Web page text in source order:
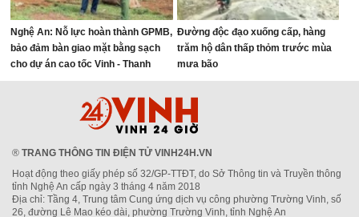
Nghệ An: Nỗ lực hoàn thành GPMB,
bảo đảm bàn giao mặt bằng sạch
cho dự án cao tốc Vinh - Thanh
Thủy
Đường độc đạo xuống cấp, hàng
trăm hộ dân thấp thỏm trước mùa
mưa bão
® TRANG THÔNG TIN ĐIỆN TỬ VINH24H.VN
Hoạt động theo giấy phép số 32/GP-TTĐT, do Sở Thông tin và Truyền thông
tỉnh Nghệ An cấp ngày 3 tháng 4 năm 2018
Địa chỉ: Tầng 4, Trung tâm Cung ứng dịch vụ công phường Trường Vinh, số
26, đường Lê Mao kéo dài, phường Trường Vinh, tỉnh Nghệ An